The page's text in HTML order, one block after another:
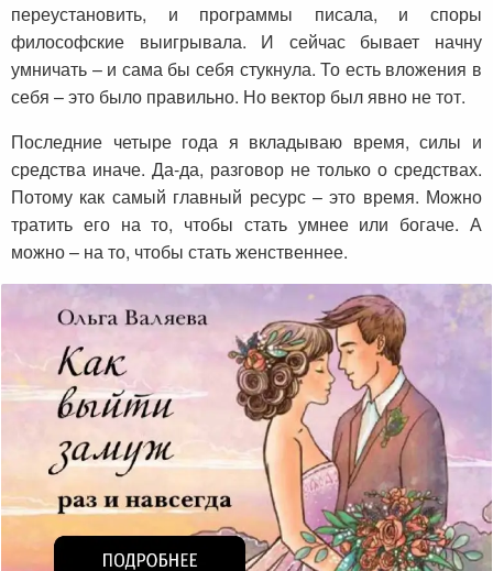
переустановить, и программы писала, и споры
философские выигрывала. И сейчас бывает начну
умничать – и сама бы себя стукнула. То есть вложения в
себя – это было правильно. Но вектор был явно не тот.
Последние четыре года я вкладываю время, силы и
средства иначе. Да-да, разговор не только о средствах.
Потому как самый главный ресурс – это время. Можно
тратить его на то, чтобы стать умнее или богаче. А
можно – на то, чтобы стать женственнее.